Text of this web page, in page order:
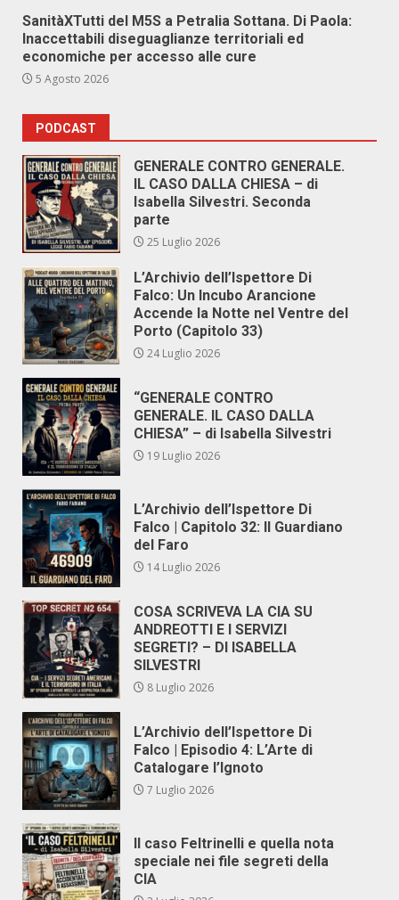
SanitàXTutti del M5S a Petralia Sottana. Di Paola:
Inaccettabili diseguaglianze territoriali ed
economiche per accesso alle cure
5 Agosto 2026
PODCAST
GENERALE CONTRO GENERALE.
IL CASO DALLA CHIESA – di
Isabella Silvestri. Seconda
parte
25 Luglio 2026
L’Archivio dell’Ispettore Di
Falco: Un Incubo Arancione
Accende la Notte nel Ventre del
Porto (Capitolo 33)
24 Luglio 2026
“GENERALE CONTRO
GENERALE. IL CASO DALLA
CHIESA” – di Isabella Silvestri
19 Luglio 2026
L’Archivio dell’Ispettore Di
Falco | Capitolo 32: Il Guardiano
del Faro
14 Luglio 2026
COSA SCRIVEVA LA CIA SU
ANDREOTTI E I SERVIZI
SEGRETI? – DI ISABELLA
SILVESTRI
8 Luglio 2026
L’Archivio dell’Ispettore Di
Falco | Episodio 4: L’Arte di
Catalogare l’Ignoto
7 Luglio 2026
Il caso Feltrinelli e quella nota
speciale nei file segreti della
CIA